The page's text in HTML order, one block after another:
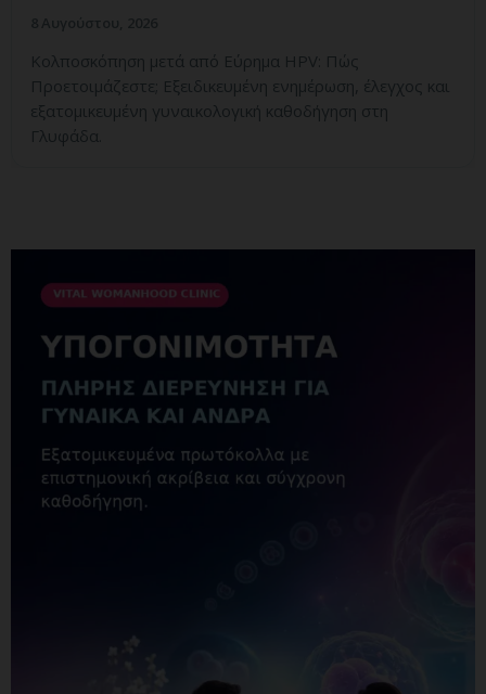
Κολποσκόπηση μετά από Εύρημα HPV: Πώς
Προετοιμάζεστε; Εξειδικευμένη ενημέρωση, έλεγχος και
εξατομικευμένη γυναικολογική καθοδήγηση στη
Γλυφάδα.